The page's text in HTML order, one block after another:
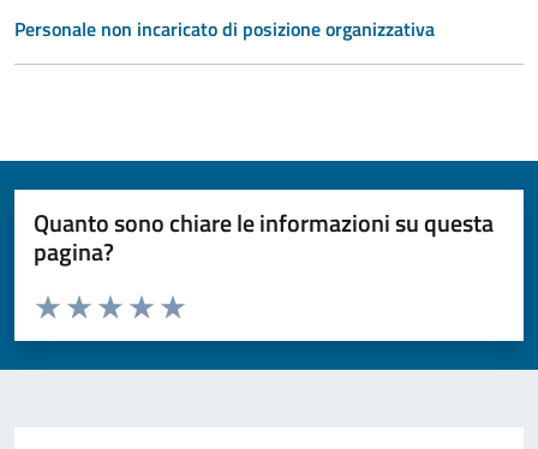
Personale non incaricato di posizione organizzativa
Quanto sono chiare le informazioni su questa
pagina?
Valuta da 1 a 5 stelle la pagina
Valuta 5 stelle su 5
Valuta 4 stelle su 5
Valuta 3 stelle su 5
Valuta 2 stelle su 5
Valuta 1 stelle su 5